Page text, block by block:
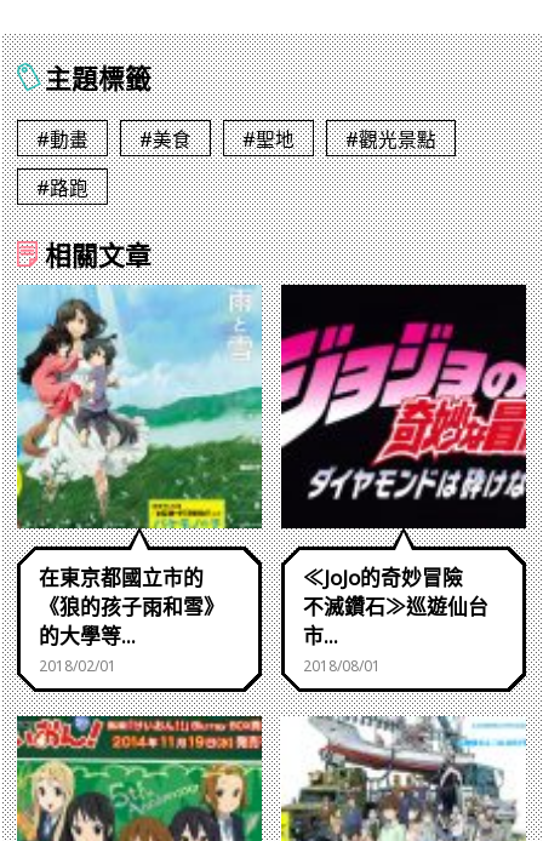
主題標籤
#動畫 #美食 #聖地
#觀光景點
#路跑
相關文章
在東京都國立市的
《狼的孩子雨和雪》
的大學等...
2018/02/01
≪JoJo的奇妙冒險
不滅鑽石≫巡遊仙台
市...
2018/08/01